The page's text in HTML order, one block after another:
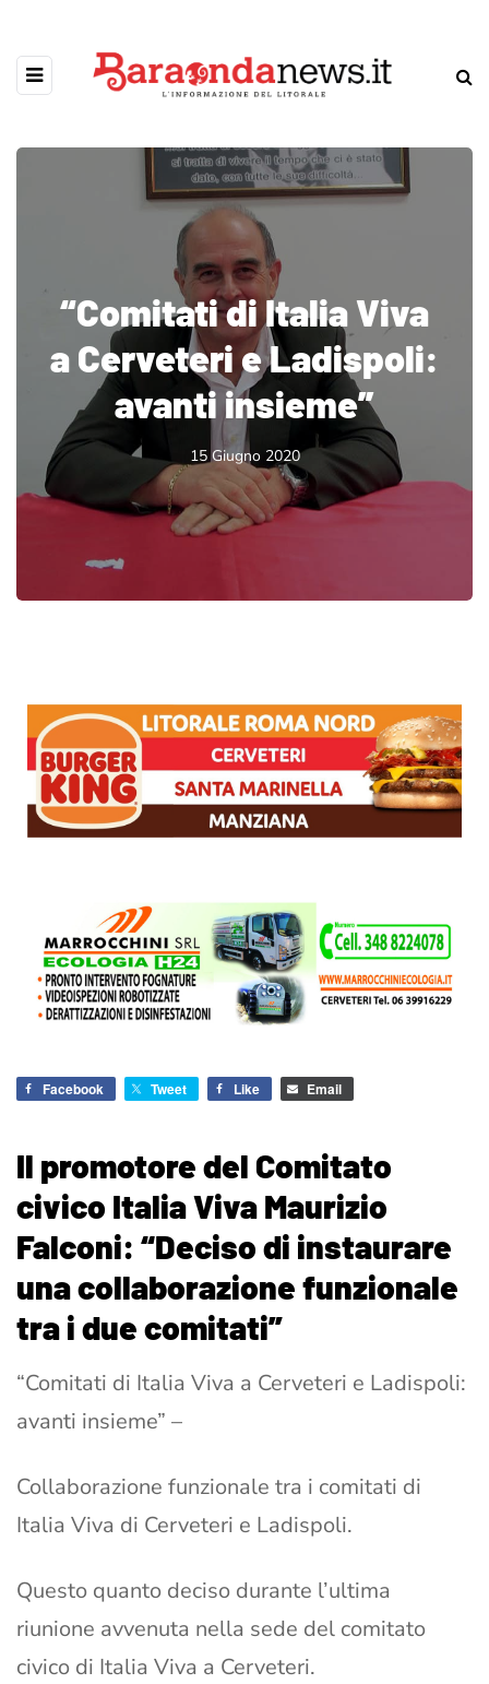
“Comitati di Italia Viva
a Cerveteri e Ladispoli:
avanti insieme”
15 Giugno 2020
Facebook Tweet Like Email
Il promotore del Comitato
civico Italia Viva Maurizio
Falconi: “Deciso di instaurare
una collaborazione funzionale
tra i due comitati”
“Comitati di Italia Viva a Cerveteri e Ladispoli:
avanti insieme” –
Collaborazione funzionale tra i comitati di
Italia Viva di Cerveteri e Ladispoli.
Questo quanto deciso durante l’ultima
riunione avvenuta nella sede del comitato
civico di Italia Viva a Cerveteri.